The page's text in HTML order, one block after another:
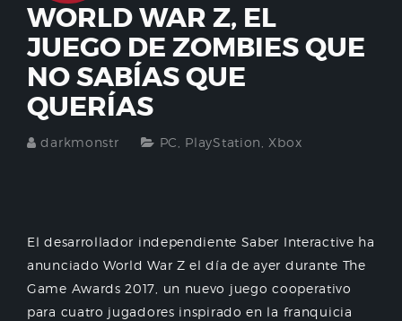
WORLD WAR Z, EL
JUEGO DE ZOMBIES QUE
NO SABÍAS QUE
QUERÍAS
darkmonstr PC PlayStation Xbox
El desarrollador independiente Saber Interactive ha
anunciado World War Z el día de ayer durante The
Game Awards 2017, un nuevo juego cooperativo
para cuatro jugadores inspirado en la franquicia